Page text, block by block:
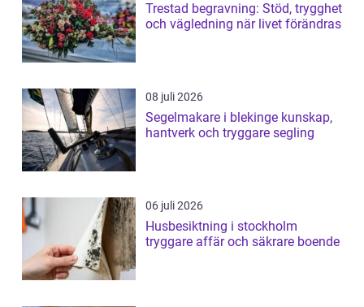
Trestad begravning: Stöd, trygghet
och vägledning när livet förändras
08 juli 2026
Segelmakare i blekinge kunskap,
hantverk och tryggare segling
06 juli 2026
Husbesiktning i stockholm
tryggare affär och säkrare boende